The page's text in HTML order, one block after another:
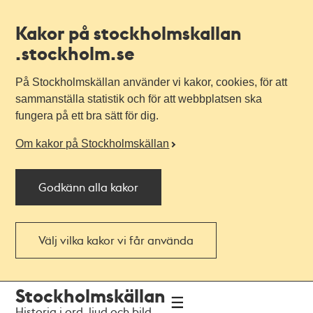
Kakor på stockholmskallan
.stockholm.se
På Stockholmskällan använder vi kakor, cookies, för att
sammanställa statistik och för att webbplatsen ska
fungera på ett bra sätt för dig.
Om kakor på Stockholmskällan
Godkänn alla kakor
Välj vilka kakor vi får använda
navigationen
huvudinnehållet
Stockholmskällan